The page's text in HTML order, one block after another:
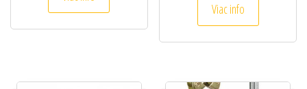
Viac info